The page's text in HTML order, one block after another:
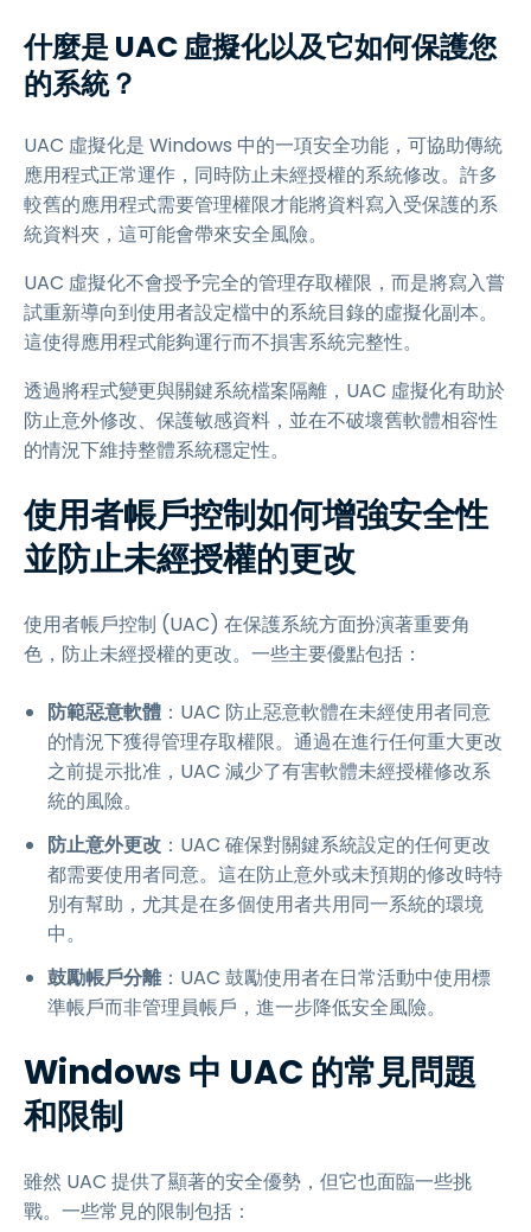
什麼是 UAC 虛擬化以及它如何保護您
的系統？
UAC 虛擬化是 Windows 中的一項安全功能，可協助傳統
應用程式正常運作，同時防止未經授權的系統修改。許多
較舊的應用程式需要管理權限才能將資料寫入受保護的系
統資料夾，這可能會帶來安全風險。
UAC 虛擬化不會授予完全的管理存取權限，而是將寫入嘗
試重新導向到使用者設定檔中的系統目錄的虛擬化副本。
這使得應用程式能夠運行而不損害系統完整性。
透過將程式變更與關鍵系統檔案隔離，UAC 虛擬化有助於
防止意外修改、保護敏感資料，並在不破壞舊軟體相容性
的情況下維持整體系統穩定性。
使用者帳戶控制如何增強安全性
並防止未經授權的更改
使用者帳戶控制 (UAC) 在保護系統方面扮演著重要角
色，防止未經授權的更改。一些主要優點包括：
防範惡意軟體 ：UAC 防止惡意軟體在未經使用者同意
的情況下獲得管理存取權限。通過在進行任何重大更改
之前提示批准，UAC 減少了有害軟體未經授權修改系
統的風險。
防止意外更改 ：UAC 確保對關鍵系統設定的任何更改
都需要使用者同意。這在防止意外或未預期的修改時特
別有幫助，尤其是在多個使用者共用同一系統的環境
中。
鼓勵帳戶分離：UAC 鼓勵使用者在日常活動中使用標
準帳戶而非管理員帳戶，進一步降低安全風險。
Windows 中 UAC 的常見問題
和限制
雖然 UAC 提供了顯著的安全優勢，但它也面臨一些挑
戰。一些常見的限制包括：